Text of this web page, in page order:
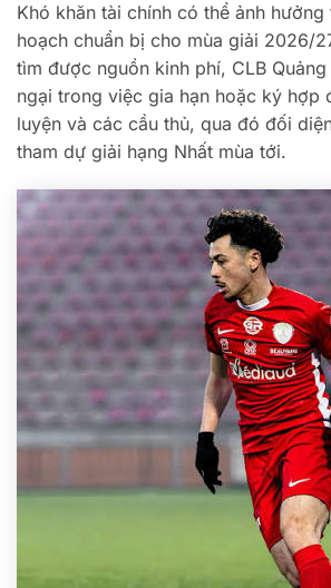
Khó khăn tài chính có thể ảnh
hoạch chuẩn bị cho mùa giải 2026/
tìm được nguồn kinh phí, CLB
ngại trong việc gia hạn hoặc ký hợp
luyện và các cầu thủ, qua đó đối
tham dự giải hạng Nhất mùa tới.